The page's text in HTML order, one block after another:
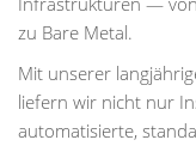
zu Bare Metal.
Mit unserer
liefern wir nicht nur
automatisierte,